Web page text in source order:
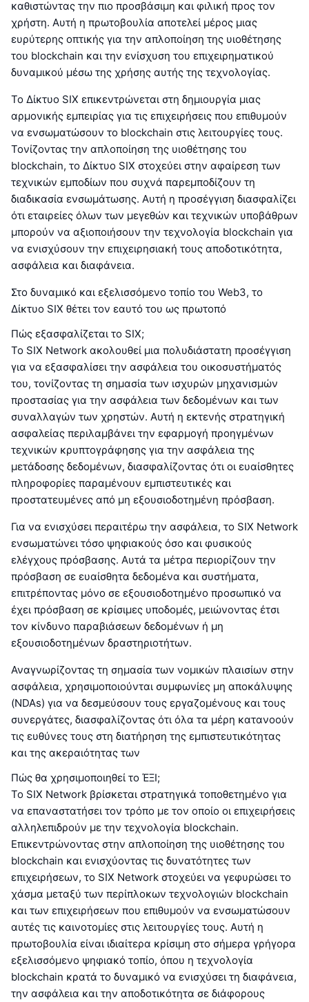
καθιστώντας την πιο προσβάσιμη και φιλική προς τον
χρήστη. Αυτή η πρωτοβουλία αποτελεί μέρος μιας
ευρύτερης οπτικής για την απλοποίηση της υιοθέτησης
του blockchain και την ενίσχυση του επιχειρηματικού
δυναμικού μέσω της χρήσης αυτής της τεχνολογίας.
Το Δίκτυο SIX επικεντρώνεται στη δημιουργία μιας
αρμονικής εμπειρίας για τις επιχειρήσεις που επιθυμούν
να ενσωματώσουν το blockchain στις λειτουργίες τους.
Τονίζοντας την απλοποίηση της υιοθέτησης του
blockchain, το Δίκτυο SIX στοχεύει στην αφαίρεση των
τεχνικών εμποδίων που συχνά παρεμποδίζουν τη
διαδικασία ενσωμάτωσης. Αυτή η προσέγγιση διασφαλίζει
ότι εταιρείες όλων των μεγεθών και τεχνικών υποβάθρων
μπορούν να αξιοποιήσουν την τεχνολογία blockchain για
να ενισχύσουν την επιχειρησιακή τους αποδοτικότητα,
ασφάλεια και διαφάνεια.
Στο δυναμικό και εξελισσόμενο τοπίο του Web3, το
Δίκτυο SIX θέτει τον εαυτό του ως πρωτοπό
Πώς εξασφαλίζεται το SIX;
Το SIX Network ακολουθεί μια πολυδιάστατη προσέγγιση
για να εξασφαλίσει την ασφάλεια του οικοσυστήματός
του, τονίζοντας τη σημασία των ισχυρών μηχανισμών
προστασίας για την ασφάλεια των δεδομένων και των
συναλλαγών των χρηστών. Αυτή η εκτενής στρατηγική
ασφαλείας περιλαμβάνει την εφαρμογή προηγμένων
τεχνικών κρυπτογράφησης για την ασφάλεια της
μετάδοσης δεδομένων, διασφαλίζοντας ότι οι ευαίσθητες
πληροφορίες παραμένουν εμπιστευτικές και
προστατευμένες από μη εξουσιοδοτημένη πρόσβαση.
Για να ενισχύσει περαιτέρω την ασφάλεια, το SIX Network
ενσωματώνει τόσο ψηφιακούς όσο και φυσικούς
ελέγχους πρόσβασης. Αυτά τα μέτρα περιορίζουν την
πρόσβαση σε ευαίσθητα δεδομένα και συστήματα,
επιτρέποντας μόνο σε εξουσιοδοτημένο προσωπικό να
έχει πρόσβαση σε κρίσιμες υποδομές, μειώνοντας έτσι
τον κίνδυνο παραβιάσεων δεδομένων ή μη
εξουσιοδοτημένων δραστηριοτήτων.
Αναγνωρίζοντας τη σημασία των νομικών πλαισίων στην
ασφάλεια, χρησιμοποιούνται συμφωνίες μη αποκάλυψης
(NDAs) για να δεσμεύσουν τους εργαζομένους και τους
συνεργάτες, διασφαλίζοντας ότι όλα τα μέρη κατανοούν
τις ευθύνες τους στη διατήρηση της εμπιστευτικότητας
και της ακεραιότητας των
Πώς θα χρησιμοποιηθεί το ΈΞΙ;
Το SIX Network βρίσκεται στρατηγικά τοποθετημένο για
να επαναστατήσει τον τρόπο με τον οποίο οι επιχειρήσεις
αλληλεπιδρούν με την τεχνολογία blockchain.
Επικεντρώνοντας στην απλοποίηση της υιοθέτησης του
blockchain και ενισχύοντας τις δυνατότητες των
επιχειρήσεων, το SIX Network στοχεύει να γεφυρώσει το
χάσμα μεταξύ των περίπλοκων τεχνολογιών blockchain
και των επιχειρήσεων που επιθυμούν να ενσωματώσουν
αυτές τις καινοτομίες στις λειτουργίες τους. Αυτή η
πρωτοβουλία είναι ιδιαίτερα κρίσιμη στο σήμερα γρήγορα
εξελισσόμενο ψηφιακό τοπίο, όπου η τεχνολογία
blockchain κρατά το δυναμικό να ενισχύσει τη διαφάνεια,
την ασφάλεια και την αποδοτικότητα σε διάφορους